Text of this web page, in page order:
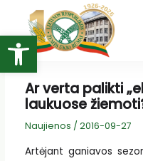
Open toolbar
turinio
Ar verta palikti
laukuose
Naujienos / 2016-09-27
Artėjant ganiavos